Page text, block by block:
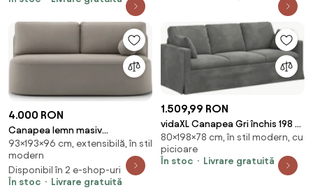
4.000 RON
Canapea lemn masiv
extensibilă Liliana 193×96 cm
Personalizabilă - sola 18
93×193×96 cm, extensibilă, în stil
modern
Disponibil în 2 e-shop-uri
În stoc
Livrare gratuită
1.509,99 RON
vidaXL Canapea Gri închis 198 x
78 x 80 cm Catifea
80×198×78 cm, în stil modern, cu
picioare
În stoc
Livrare gratuită